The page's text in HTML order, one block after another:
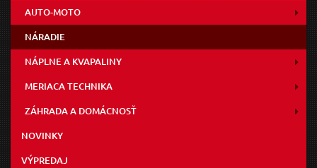
AUTO-MOTO
NÁRADIE
NÁPLNE A KVAPALINY
MERIACA TECHNIKA
ZÁHRADA A DOMÁCNOSŤ
NOVINKY
VÝPREDAJ